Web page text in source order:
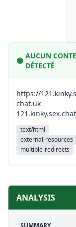
🟢
AUCUN
DÉTECTÉ
https://
chat.uk
text/html
external-resources
multiple-redirects
ANALYSIS
SUMMARY